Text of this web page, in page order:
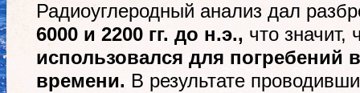
Радиоуглеродный анализ дал
6000 и 2200 гг. до н.э., что значит,
использовался для погребений
времени. В результате